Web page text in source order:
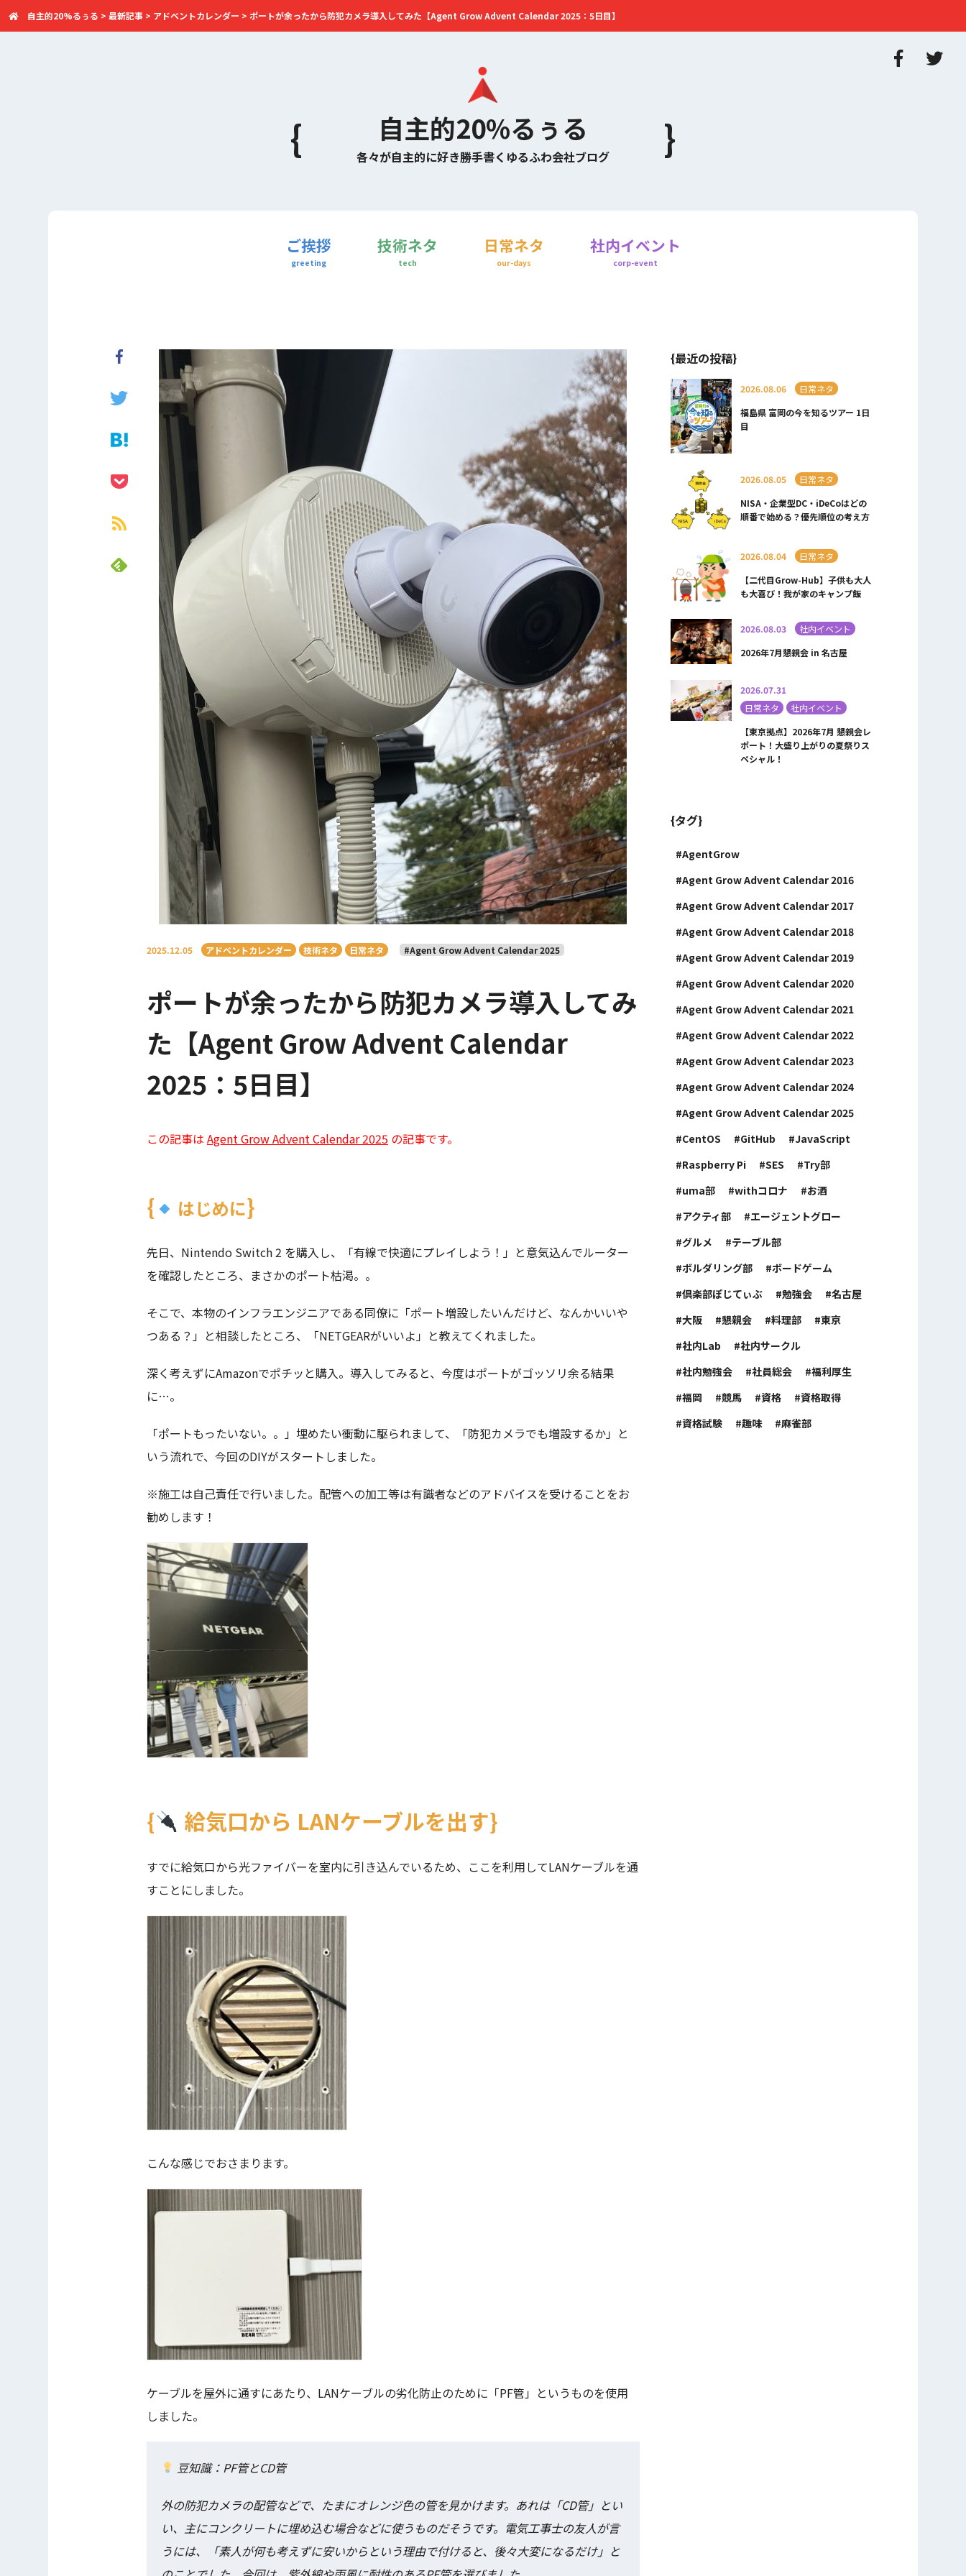
自主的20%るぅる
各々が自主的に好き勝手書くゆるふわ会社ブログ
自主的20%るぅる > 最新記事 > アドベントカレンダー > ポートが余ったから防犯カメラ導入してみた【Agent Grow Advent Calendar 2025：5日目】
ご挨拶
greeting
技術ネタ
tech
日常ネタ
our-days
社内イベント
corp-event
2025.12.05 アドベントカレンダー 技術ネタ 日常ネタ #Agent Grow Advent Calendar 2025
ポートが余ったから防犯カメラ導入してみ
た【Agent Grow Advent Calendar
2025：5日目】
この記事は Agent Grow Advent Calendar 2025 の記事です。
はじめに
先日、 Nintendo Switch 2 を購入し、「有線で快適にプレイしよう！」と意気込んでルーター
を確認したところ、まさかのポート枯渇。。
そこで、本物のインフラエンジニアである同僚に「ポート増設したいんだけど、なんかいいや
つある？」と相談したところ、「NETGEARがいいよ」と教えてくれました。
深く考えずにAmazonでポチッと購入。導入してみると、今度はポートがゴッソリ余る結果
に…。
「ポートもったいない。。」埋めたい衝動に駆られまして、「防犯カメラでも増設するか」と
いう流れで、今回のDIYがスタートしました。
※施工は自己責任で行いました。配管への加工等は有識者などのアドバイスを受けることをお
勧めします！
給気口から LANケーブルを出す
すでに給気口から光ファイバーを室内に引き込んでいるため、ここを利用してLANケーブルを通
すことにしました。
こんな感じでおさまります。
ケーブルを屋外に通すにあたり、 LANケーブルの劣化防止のために「PF管 」というものを使用
しました。
豆知識：PF管とCD管
外の防犯カメラの配管などで、たまにオレンジ色の管を見かけます。あれは「CD管」とい
い、主にコンクリートに埋め込む場合などに使うものだそうです。電気工事士の友人が言
うには、「素人が何も考えずに安いからという理由で付けると、後々大変になるだけ」と
{最近の投稿}
2026.08.06
日常ネタ
福島県 富岡の今を知るツアー 1日
目
2026.08.05
日常ネタ
NISA・企業型DC・iDeCoはどの
順番で始める？優先順位の考え方
2026.08.04
日常ネタ
【二代目Grow-Hub】子供も大人
も大喜び！我が家のキャンプ飯
2026.08.03
社内イベント
2026年7月懇親会 in 名古屋
2026.07.31
日常ネタ
社内イベント
【東京拠点】2026年7月 懇親会レ
ポート！大盛り上がりの夏祭りス
ペシャル！
{タグ}
AgentGrow
Agent Grow Advent Calendar 2016
Agent Grow Advent Calendar 2017
Agent Grow Advent Calendar 2018
Agent Grow Advent Calendar 2019
Agent Grow Advent Calendar 2020
Agent Grow Advent Calendar 2021
Agent Grow Advent Calendar 2022
Agent Grow Advent Calendar 2023
Agent Grow Advent Calendar 2024
Agent Grow Advent Calendar 2025
CentOS
GitHub
JavaScript
Raspberry Pi
SES
Try部
uma部
withコロナ
お酒
アクティ部
エージェントグロー
グルメ
テーブル部
ボルダリング部
ボードゲーム
倶楽部ぽじてぃぶ
勉強会
名古屋
大阪
懇親会 料理部
東京
社内Lab
社内サークル
社内勉強会
社員総会
福利厚生
福岡
競馬 資格
資格取得
資格試験
趣味 麻雀部